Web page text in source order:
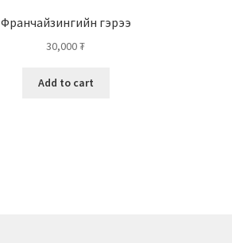
Франчайзингийн гэрээ
30,000₮
Add to cart